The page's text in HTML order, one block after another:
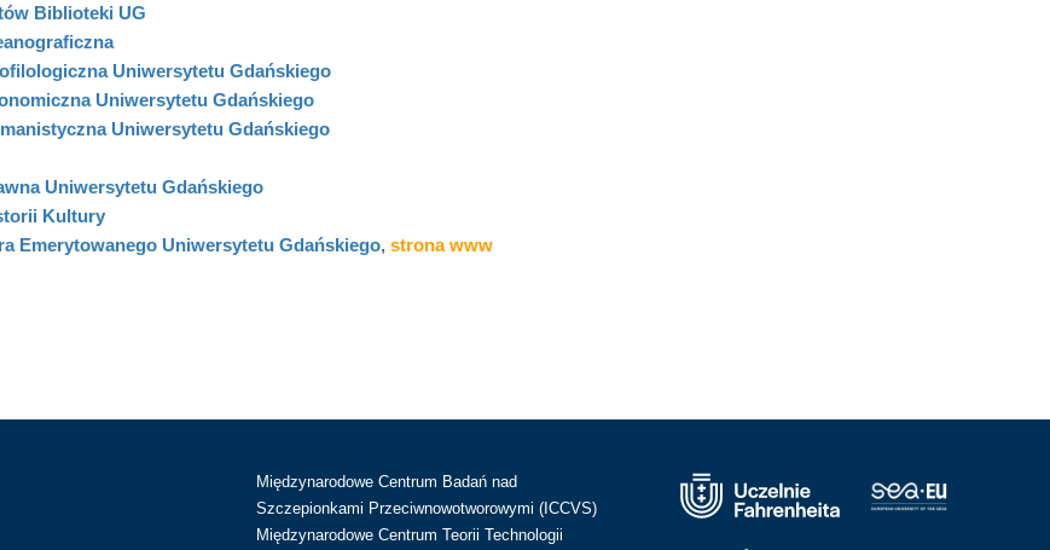
Biblioteki UG
Uniwersytetu Gdańskiego
Uniwersytetu Gdańskiego
Uniwersytetu Gdańskiego
Uniwersytetu Gdańskiego
Kultury
Emerytowanego Uniwersytetu Gdańskiego, strona www
Międzynarodowe Centrum Badań nad
Szczepionkami Przeciwnowotworowymi (ICCVS)
Międzynarodowe Centrum Teorii Technologii